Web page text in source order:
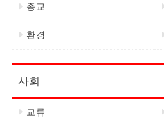
종교
환경
사회
교류